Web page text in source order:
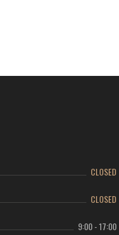
CLOSED
CLOSED
9:00-17:00